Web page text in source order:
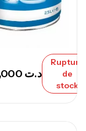
د.ت
Rupture
de
stock